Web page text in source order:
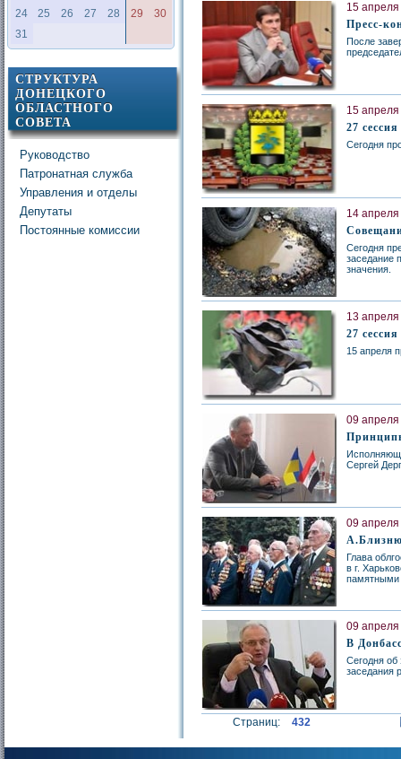
24
25 26 27 28 29
30
31
СТРУКТУРА
ДОНЕЦКОГО
ОБЛАСТНОГО
СОВЕТА
Руководство
Патронатная служба
Управления и отделы
Депутаты
Постоянные комиссии
15
Пресс-
После
15
27
Сегодня
14
Сегодня
заседание
значения.
13
27
15 апреля
09 апреля
Сергей
09 апреля
Глава
в г.
памятными
09 апреля
В
Сегодня об
заседания
Страниц: 432